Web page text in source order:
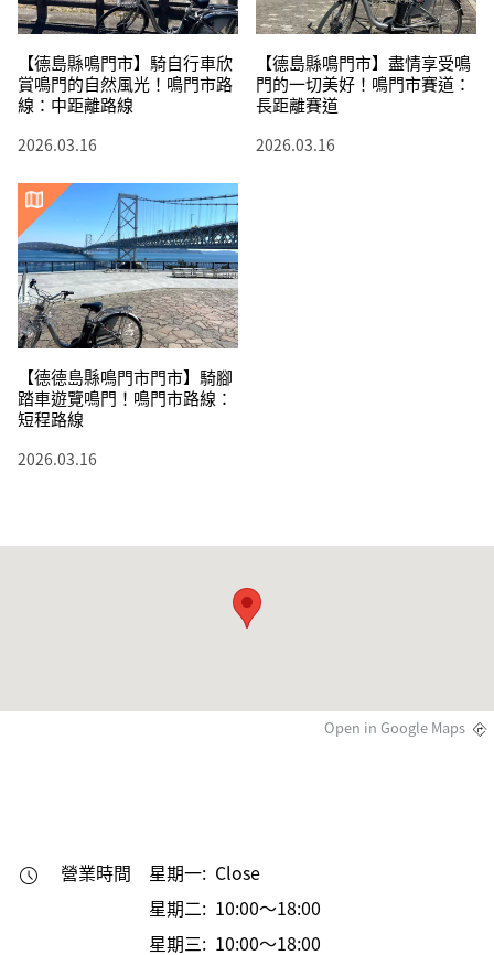
【德島縣鳴門市】騎自行車欣
賞鳴門的自然風光！鳴門市路
線：中距離路線
2026.03.16
【德島縣鳴門市】盡情享受鳴
門的一切美好！鳴門市賽道：
長距離賽道
2026.03.16
【德德島縣鳴門市門市】騎腳
踏車遊覽鳴門！鳴門市路線：
短程路線
2026.03.16
Open in Google Maps
營業時間
星期一: Close
星期二: 10:00～18:00
星期三: 10:00～18:00